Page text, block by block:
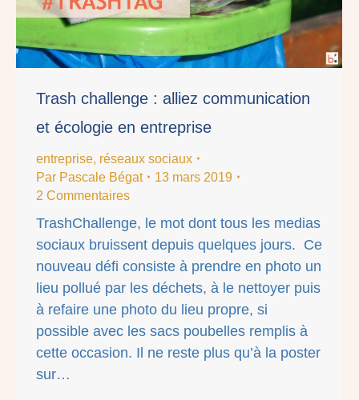
Trash challenge : alliez communication
et écologie en entreprise
entreprise, réseaux sociaux
Par Pascale Bégat
13 mars 2019
2 Commentaires
TrashChallenge, le mot dont tous les medias
sociaux bruissent depuis quelques jours. Ce
nouveau défi consiste à prendre en photo un
lieu pollué par les déchets, à le nettoyer puis
à refaire une photo du lieu propre, si
possible avec les sacs poubelles remplis à
cette occasion. Il ne reste plus qu’à la poster
sur…